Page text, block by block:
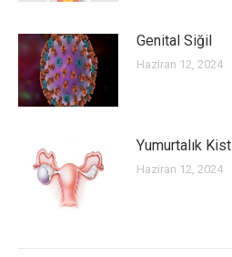
Genital Siğil
Haziran 12, 2024
Yumurtalık
Haziran 12, 2024